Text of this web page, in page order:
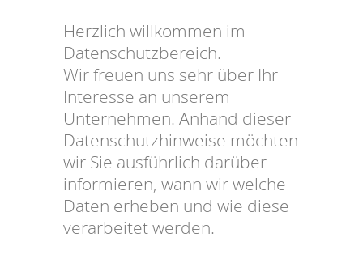
Herzlich willkommen im
Datenschutzbereich.
Wir freuen uns sehr über Ihr
Interesse an unserem
Unternehmen. Anhand dieser
Datenschutzhinweise möchten
wir Sie ausführlich darüber
informieren, wann wir welche
Daten erheben und wie diese
verarbeitet werden.